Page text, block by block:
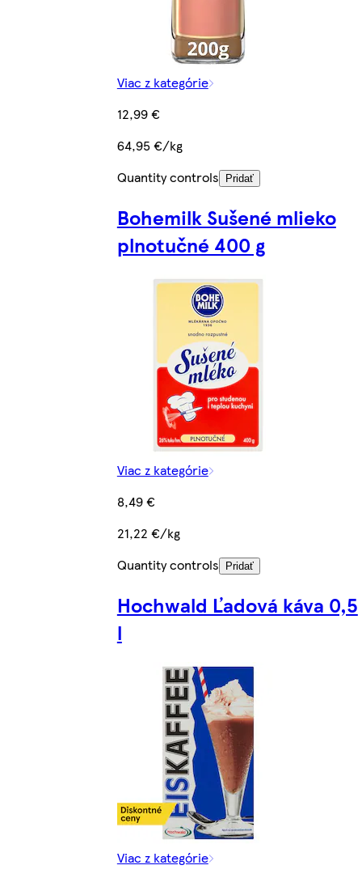
Viac z kategórie
12,99 €
64,95 €/kg
Quantity controls
Pridať
Bohemilk Sušené mlieko
plnotučné 400 g
Viac z kategórie
8,49 €
21,22 €/kg
Quantity controls
Pridať
Hochwald Ľadová káva 0,5
l
Viac z kategórie